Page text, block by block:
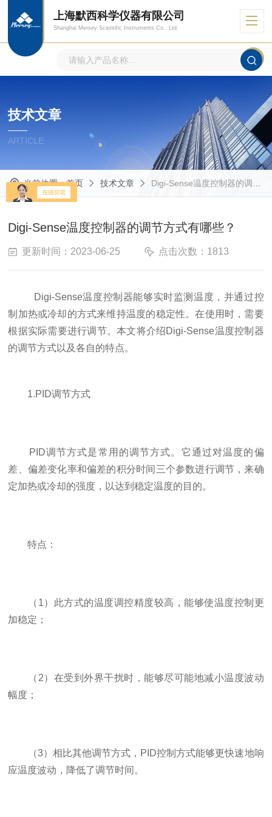
上海默西科学仪器有限公司
Shanghai Mersey Scientific Instruments Co., Ltd.
技术文章
ARTICLE
当前位置：首页 技术文章 Digi-Sense温度控制器的调节方式有哪些？
Digi-Sense温度控制器的调节方式有哪些？
更新时间：2023-06-25 点击次数：1813
Digi-Sense温度控制器能够实时监测温度，并通过控
制加热或冷却的方式来维持温度的稳定性。在使用时，需要
根据实际需要进行调节。本文将介绍Digi-Sense温度控制器
的调节方式以及各自的特点。
1.PID调节方式
PID调节方式是常用的调节方式。它通过对温度的偏
差、偏差变化率和偏差的积分时间三个参数进行调节，来确
定加热或冷却的强度，以达到稳定温度的目的。
特点：
（1）此方式的温度调控精度较高，能够使温度控制更
加稳定；
（2）在受到外界干扰时，能够尽可能地减小温度波动
幅度；
（3）相比其他调节方式，PID控制方式能够更快速地响
应温度波动，降低了调节时间。